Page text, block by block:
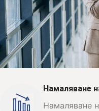
Намаляване
Намаляване